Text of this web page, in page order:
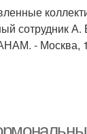
сотрудник А.
- Москва,